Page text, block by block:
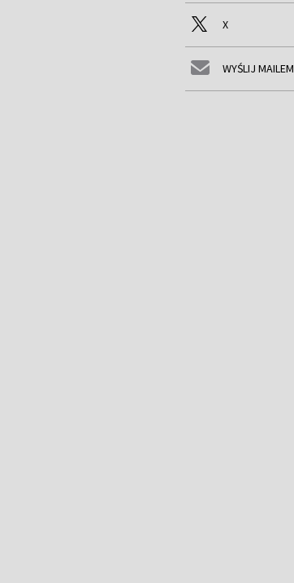
X
WYŚLIJ MAILEM